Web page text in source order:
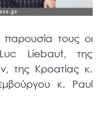
παρουσία τους οι
Liebaut, της
της Κροατίας κ.
κ. Paul